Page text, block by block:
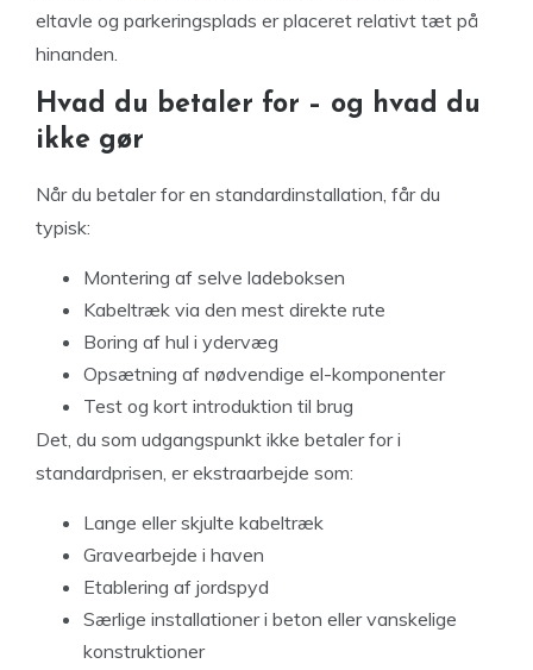
eltavle og parkeringsplads er placeret relativt tæt på
hinanden.
Hvad du betaler for – og hvad du
ikke gør
Når du betaler for en standardinstallation, får du
typisk:
Montering af selve ladeboksen
Kabeltræk via den mest direkte rute
Boring af hul i ydervæg
Opsætning af nødvendige el-komponenter
Test og kort introduktion til brug
Det, du som udgangspunkt ikke betaler for i
standardprisen, er ekstraarbejde som:
Lange eller skjulte kabeltræk
Gravearbejde i haven
Etablering af jordspyd
Særlige installationer i beton eller vanskelige
konstruktioner